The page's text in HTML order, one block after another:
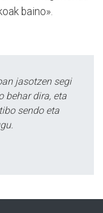
baino».
jasotzen segi
behar dira, eta
sendo eta